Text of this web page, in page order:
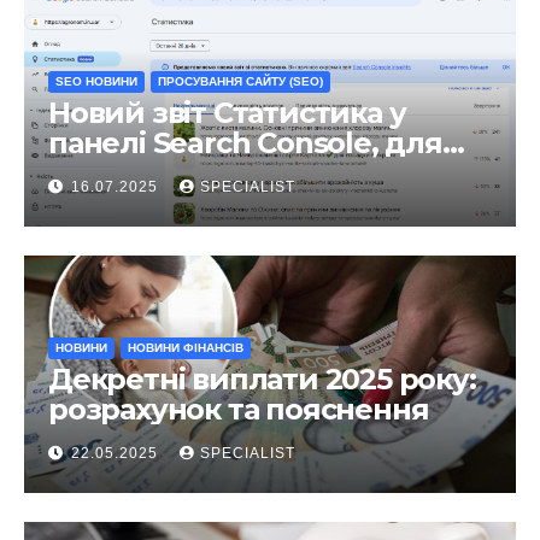
SEO НОВИНИ ПРОСУВАННЯ САЙТУ (SEO)
Новий звіт Статистика у
панелі Search Console, для
чого він?
16.07.2025 SPECIALIST
НОВИНИ НОВИНИ ФІНАНСІВ
Декретні виплати 2025 року:
розрахунок та пояснення
22.05.2025 SPECIALIST